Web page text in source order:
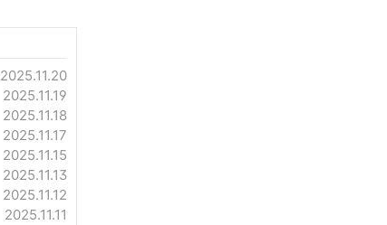
2025.11.20
2025.11.19
2025.11.18
2025.11.17
2025.11.15
2025.11.13
2025.11.12
2025.11.11